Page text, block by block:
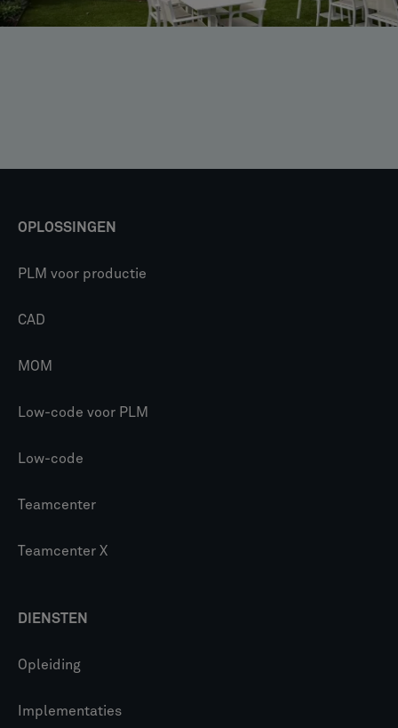
OPLOSSINGEN
PLM voor productie
CAD
MOM
Low-code voor PLM
Low-code
Teamcenter
Teamcenter X
DIENSTEN
Opleiding
Implementaties